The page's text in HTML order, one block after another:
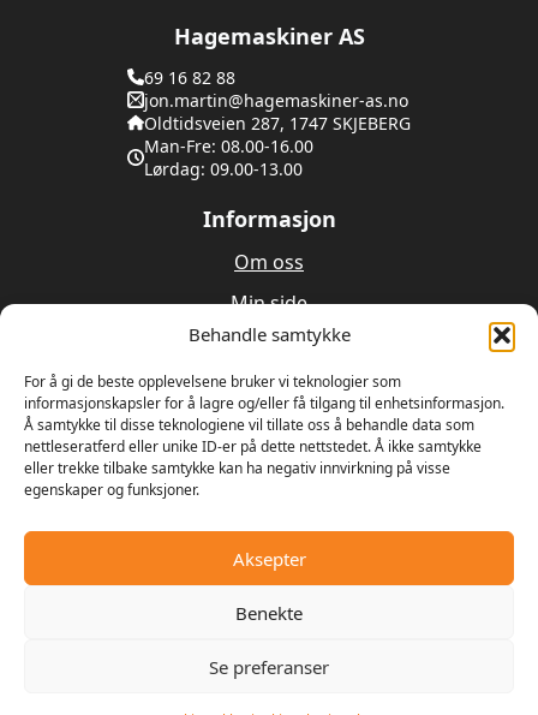
Behandle samtykke
For å gi de beste opplevelsene bruker vi teknologier som
informasjonskapsler for å lagre og/eller få tilgang til enhetsinformasjon.
Å samtykke til disse teknologiene vil tillate oss å behandle data som
nettleseratferd eller unike ID-er på dette nettstedet. Å ikke samtykke
eller trekke tilbake samtykke kan ha negativ innvirkning på visse
egenskaper og funksjoner.
Aksepter
Benekte
Se preferanser
Hagemaskiner AS
69 16 82 88
jon.martin@hagemaskiner-as.no
Oldtidsveien 287, 1747 SKJEBERG
Man-Fre: 08.00-16.00
Lørdag: 09.00-13.00
Informasjon
Om oss
Min side
Utleie
Verksted
Om oss
Våren 1989 bestemte Ulrik Olseng og Dagfinn
av motorsager og gressklippere. Bedriften fikk
navnet Hagemaskiner AS, og lokalene var den gamle
© 2025 - Digipos AS